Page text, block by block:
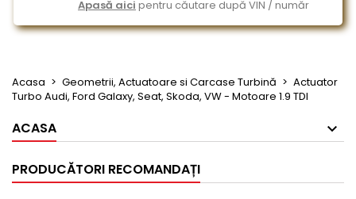
Apasă aici pentru căutare după VIN / număr
Acasa Geometrii, Actuatoare si Carcase Turbină
Actuator
Turbo Audi, Ford Galaxy, Seat, Skoda, VW - Motoare 1.9 TDI
ACASA
PRODUCĂTORI RECOMANDAȚI